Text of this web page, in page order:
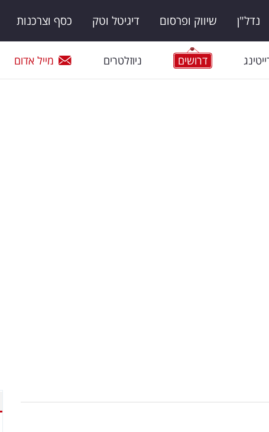
נדל"ן שיווק ופרסום דיגיטל וטק כסף וצרכנות
דרושים ניוזלטרים מייל אדום